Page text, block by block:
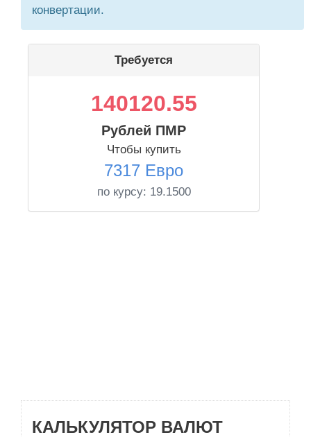
конвертации.
Требуется
140120.55
Рублей ПМР
Чтобы купить
7317 Евро
по курсу: 19.1500
КАЛЬКУЛЯТОР ВАЛЮТ